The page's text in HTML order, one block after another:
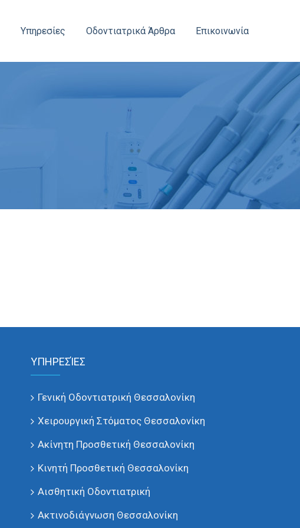
Υπηρεσίες Οδοντιατρικά Άρθρα Επικοινωνία
ΥΠΗΡΕΣΊΕΣ
Γενική Οδοντιατρική Θεσσαλονίκη
Χειρουργική Στόματος Θεσσαλονίκη
Ακίνητη Προσθετική Θεσσαλονίκη
Κινητή Προσθετική Θεσσαλονίκη
Αισθητική Οδοντιατρική
Ακτινοδιάγνωση Θεσσαλονίκη